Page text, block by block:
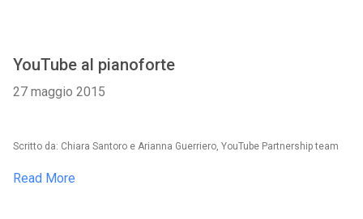
YouTube al pianoforte
27 maggio 2015
Scritto da: Chiara Santoro e Arianna Guerriero, YouTube Partnership team
Read More